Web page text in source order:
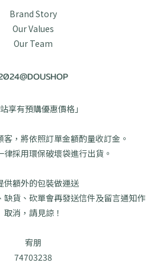
Brand Story
Our Values
Our Team
站享有預購優惠價格」
，將依照訂單金額酌量收訂金。
律採用環保破壞袋進行出貨。
供額外的包裝做運送
缺貨、砍單會再發送信件及留言通知作
取消，請見諒！
宥朋
74703238